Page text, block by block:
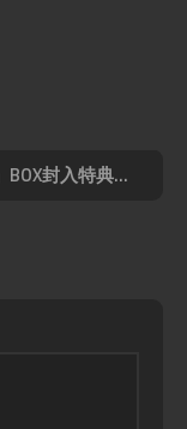
WIXOSS『RESONANCE SELECTOR』BOX封入特典「DIVAルリグパック Card Jockey＆DIAGRAM」収録「轟砲 Wプロジェクター」